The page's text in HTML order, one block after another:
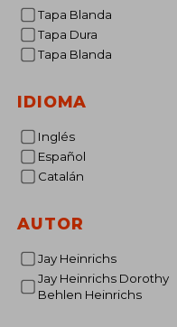
Tapa Blanda
Tapa Dura
Tapa Blanda
IDIOMA
Inglés
Español
Catalán
AUTOR
Jay Heinrichs
Jay Heinrichs Dorothy
Behlen Heinrichs